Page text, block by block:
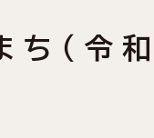
（令和